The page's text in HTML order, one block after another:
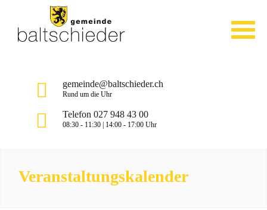
gemeinde@baltschieder.ch
Rund um die Uhr
Telefon 027 948 43 00
08:30 - 11:30 | 14:00 - 17:00 Uhr
Veranstaltungskalender